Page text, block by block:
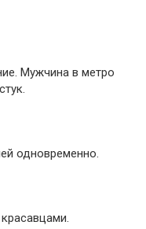
Мужчина в метро
одновременно.